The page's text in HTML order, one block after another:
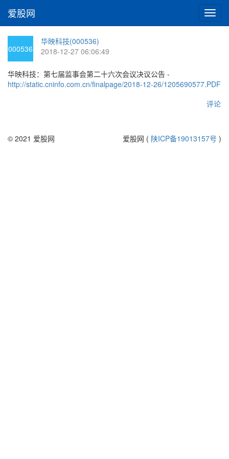
切
换
爱股网
000536
华映科技(000536)
2018-12-27 06:06:49
华映科技：第七届监事会第二十六次会议决议公告 -
http://static.cninfo.com.cn/finalpage/2018-12-26/1205690577.PDF
评论
© 2021 爱股网 爱股网 ( 陕ICP备19013157号 )